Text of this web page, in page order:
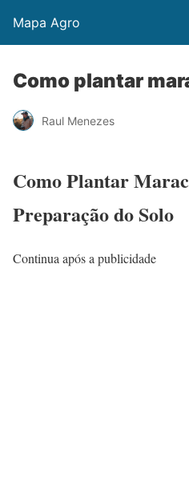
Mapa Agro
Como plantar
Raul Menezes
Como Plantar
Preparação do Solo
Continua após a publicidade